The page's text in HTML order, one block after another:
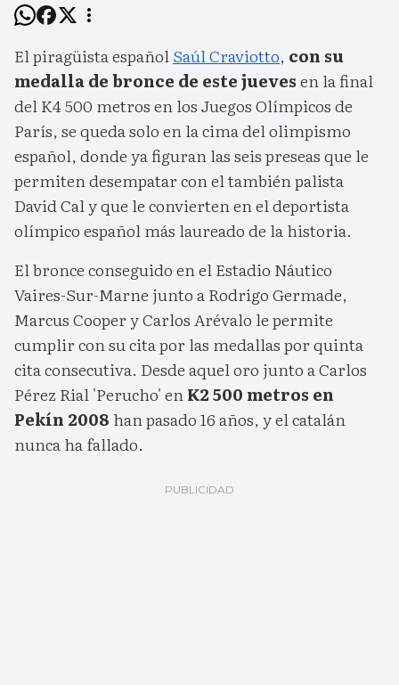
El piragüista españolSaúl Craviotto, con su
medalla de bronce de este juevesen la final
del K4 500 metros en los Juegos Olímpicos de
París, se queda solo en la cima del olimpismo
español, donde ya figuran las seis preseas que le
permiten desempatar con el también palista
David Cal y que le convierten en el deportista
olímpico español más laureado de la historia.
El bronce conseguido en el Estadio Náutico
Vaires-Sur-Marne junto a Rodrigo Germade,
Marcus Cooper y Carlos Arévalo le permite
cumplir con su cita por las medallas por quinta
cita consecutiva. Desde aquel oro junto a Carlos
Pérez Rial 'Perucho' enK2 500 metros en
Pekín 2008 han pasado 16 años, y el catalán
nunca ha fallado.